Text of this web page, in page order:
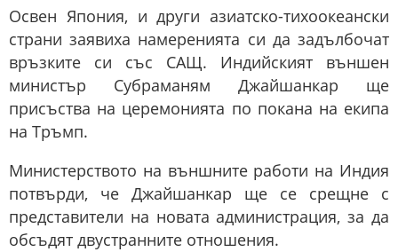
Освен Япония, и други азиатско-тихоокеански
страни заявиха намеренията си да задълбочат
връзките си със САЩ. Индийският външен
министър Субраманям Джайшанкар ще
присъства на церемонията по покана на екипа
на Тръмп.
Министерството на външните работи на Индия
потвърди, че Джайшанкар ще се срещне с
представители на новата администрация, за да
обсъдят двустранните отношения.